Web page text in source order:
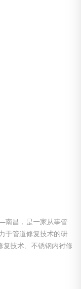
南昌，是一家从事管
于管道修复技术的研
复技术、不锈钢内衬修
检测与评估技术等多